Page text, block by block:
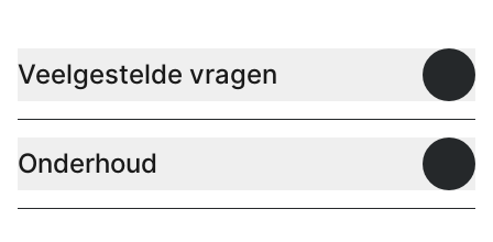
Veelgestelde vragen
Onderhoud